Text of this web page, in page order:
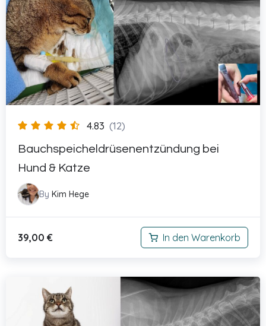
4.83 (12)
Bauchspeicheldrüsenentzündung bei
Hund & Katze
By Kim Hege
39,00 € In den Warenkorb